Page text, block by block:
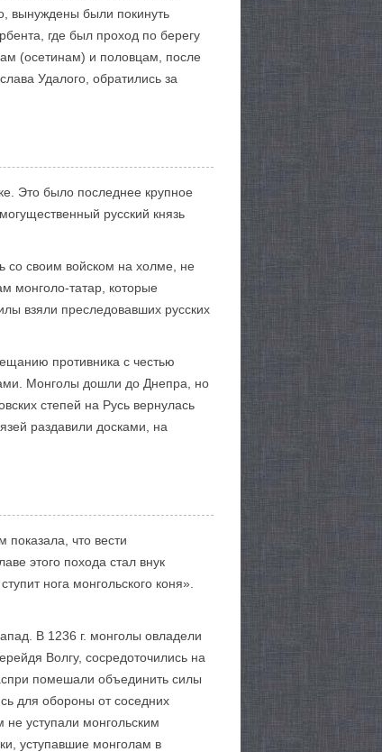
вынуждены были покинуть
где был проход по берегу
(осетинам) и половцам, после
Удалого, обратились за
Это было последнее крупное
русский князь
со своим войском на холме, не
монголо-татар, которые
взяли преследовавших русских
противника с честью
Монголы дошли до Днепра, но
степей на Русь вернулась
раздавили досками, на
что вести
этого похода стал внук
нога монгольского коня».
В 1236 г. монголы овладели
Волгу, сосредоточились на
помешали объединить силы
для обороны от соседних
уступали монгольским
уступавшие монголам в